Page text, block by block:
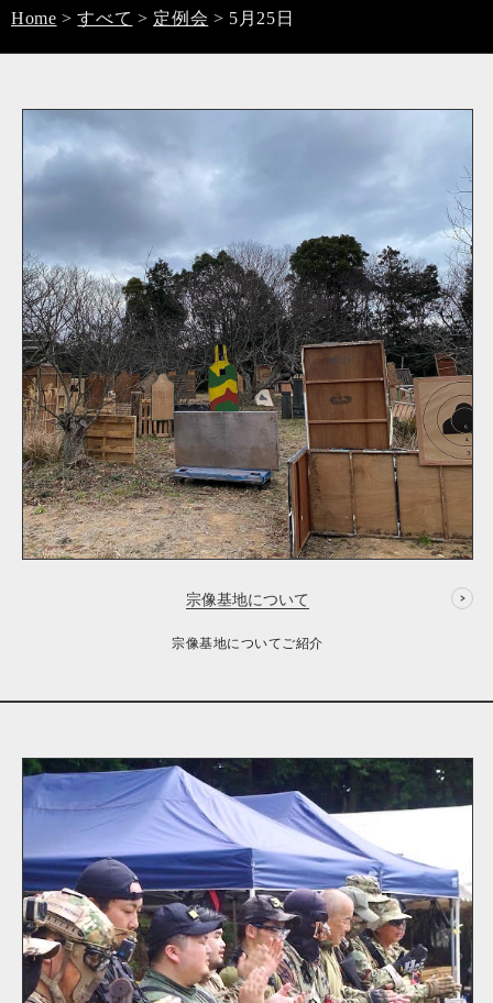
Home >すべて > 定例会 > 5月25日
宗像基地について
宗像基地についてご紹介